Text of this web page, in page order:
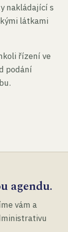
nakládající s
látkami
řízení ve
podání
agendu.
vám a